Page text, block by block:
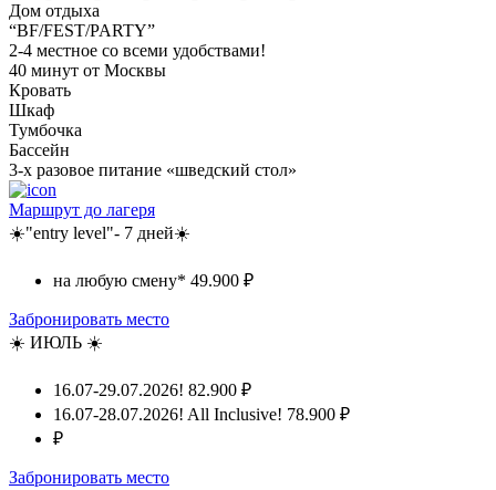
Дом отдыха
“BF/FEST/PARTY”
2-4 местное со всеми удобствами!
40 минут от Москвы
Кровать
Шкаф
Тумбочка
Бассейн
3-х разовое питание «шведский стол»
Маршрут до лагеря
☀️"entry level"- 7 дней☀️
на любую смену* 49.900 ₽
Забронировать место
☀️ ИЮЛЬ ☀️
16.07-29.07.2026! 82.900 ₽
16.07-28.07.2026! All Inclusive! 78.900 ₽
₽
Забронировать место